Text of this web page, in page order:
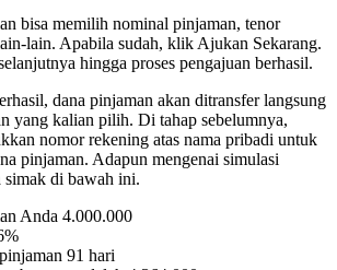
bisa memilih nominal pinjaman, tenor
lain. Apabila sudah, klik Ajukan Sekarang.
hingga proses pengajuan berhasil.
dana pinjaman akan ditransfer langsung
yang kalian pilih. Di tahap sebelumnya,
nomor rekening atas nama pribadi untuk
pinjaman. Adapun mengenai simulasi
simak di bawah ini.
Anda 4.000.000
91 hari